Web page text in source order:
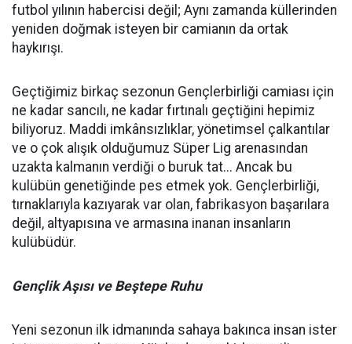
futbol yılının habercisi değil; Aynı zamanda küllerinden
yeniden doğmak isteyen bir camianın da ortak
haykırışı.
Geçtiğimiz birkaç sezonun Gençlerbirliği camiası için
ne kadar sancılı, ne kadar fırtınalı geçtiğini hepimiz
biliyoruz. Maddi imkânsızlıklar, yönetimsel çalkantılar
ve o çok alışık olduğumuz Süper Lig arenasından
uzakta kalmanın verdiği o buruk tat... Ancak bu
kulübün genetiğinde pes etmek yok. Gençlerbirliği,
tırnaklarıyla kazıyarak var olan, fabrikasyon başarılara
değil, altyapısına ve armasına inanan insanların
kulübüdür.
Gençlik Aşısı ve Beştepe Ruhu
Yeni sezonun ilk idmanında sahaya bakınca insan ister